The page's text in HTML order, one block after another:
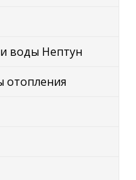
воды Нептун
отопления